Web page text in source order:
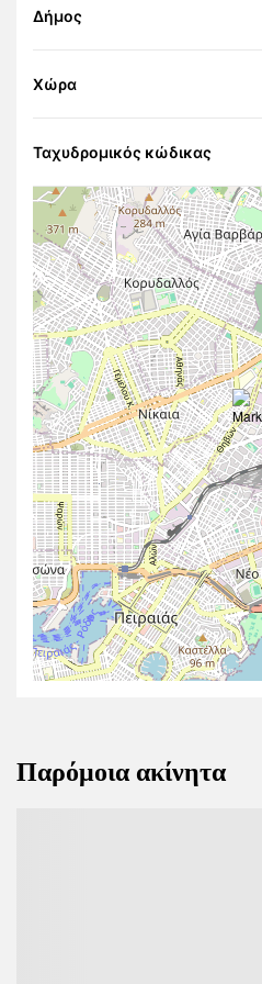
Δήμος
Χώρα
Ταχυδρομικός κώδικας
Παρόμοια ακίνητα